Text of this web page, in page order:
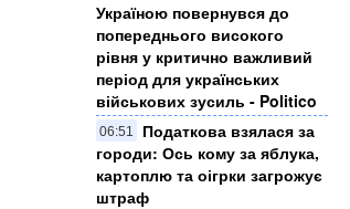
Україною повернувся до
попереднього високого
рівня у критично важливий
період для українських
військових зусиль - Politico
06:51
Податкова взялася за
городи: Ось кому за яблука,
картоплю та оігрки загрожує
штраф